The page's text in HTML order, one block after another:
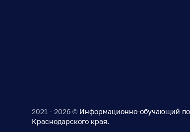
2021 - 2026 © Информационно-обучающий
Краснодарского края.